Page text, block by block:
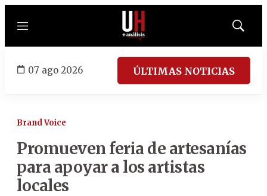
Menú
Mostrar
07 ago 2026 ÚLTIMAS NOTICIAS
Brand Voice
Promueven feria de artesanías
para apoyar a los artistas
locales